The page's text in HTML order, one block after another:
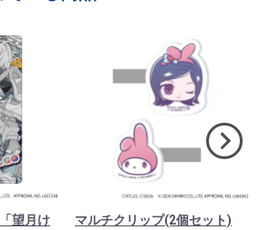
望月け
マルチクリップ(2個セット)